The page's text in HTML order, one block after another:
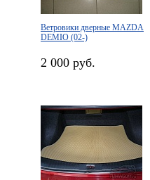
Ветровики дверные MAZDA
DEMIO (02-)
2 000 руб.